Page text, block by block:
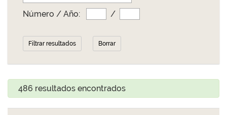
Número / Año: /
486 resultados encontrados